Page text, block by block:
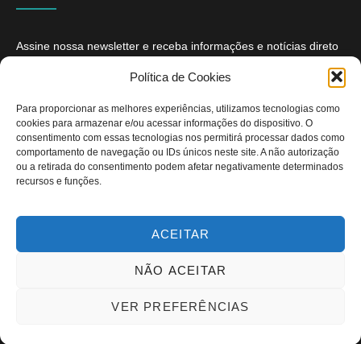
Política de Cookies
Para proporcionar as melhores experiências, utilizamos tecnologias como
cookies para armazenar e/ou acessar informações do dispositivo. O
consentimento com essas tecnologias nos permitirá processar dados como
comportamento de navegação ou IDs únicos neste site. A não autorização
ou a retirada do consentimento podem afetar negativamente determinados
recursos e funções.
ACEITAR
NÃO ACEITAR
VER PREFERÊNCIAS
Assine nossa newsletter e receba informações e notícias direto
Copyright © 2026. Diário PcD. Todos os direitos reservados.